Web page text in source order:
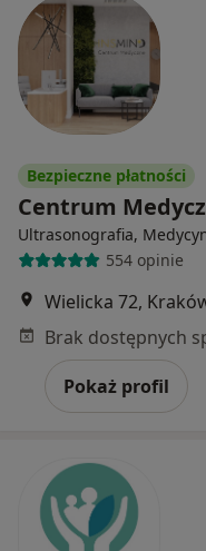
Bezpieczne płatności
Centrum
Ultrasonografia,
554 opinie
Wielicka 72,
Pokaż profil